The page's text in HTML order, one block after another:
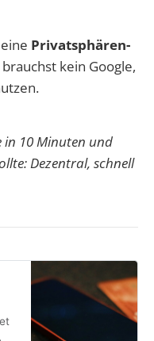
Privatsphären-
kein Google,
in 10 Minuten und
Dezentral, schnell